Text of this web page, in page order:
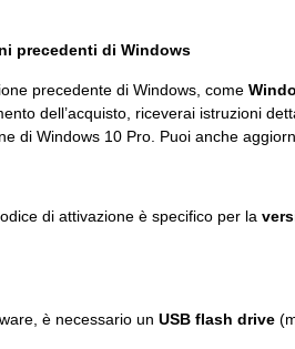
precedenti di Windows
precedente di Windows, come
dell’acquisto, riceverai istruzioni
di Windows 10 Pro. Puoi anche
di attivazione è specifico per la
è necessario un USB flash drive